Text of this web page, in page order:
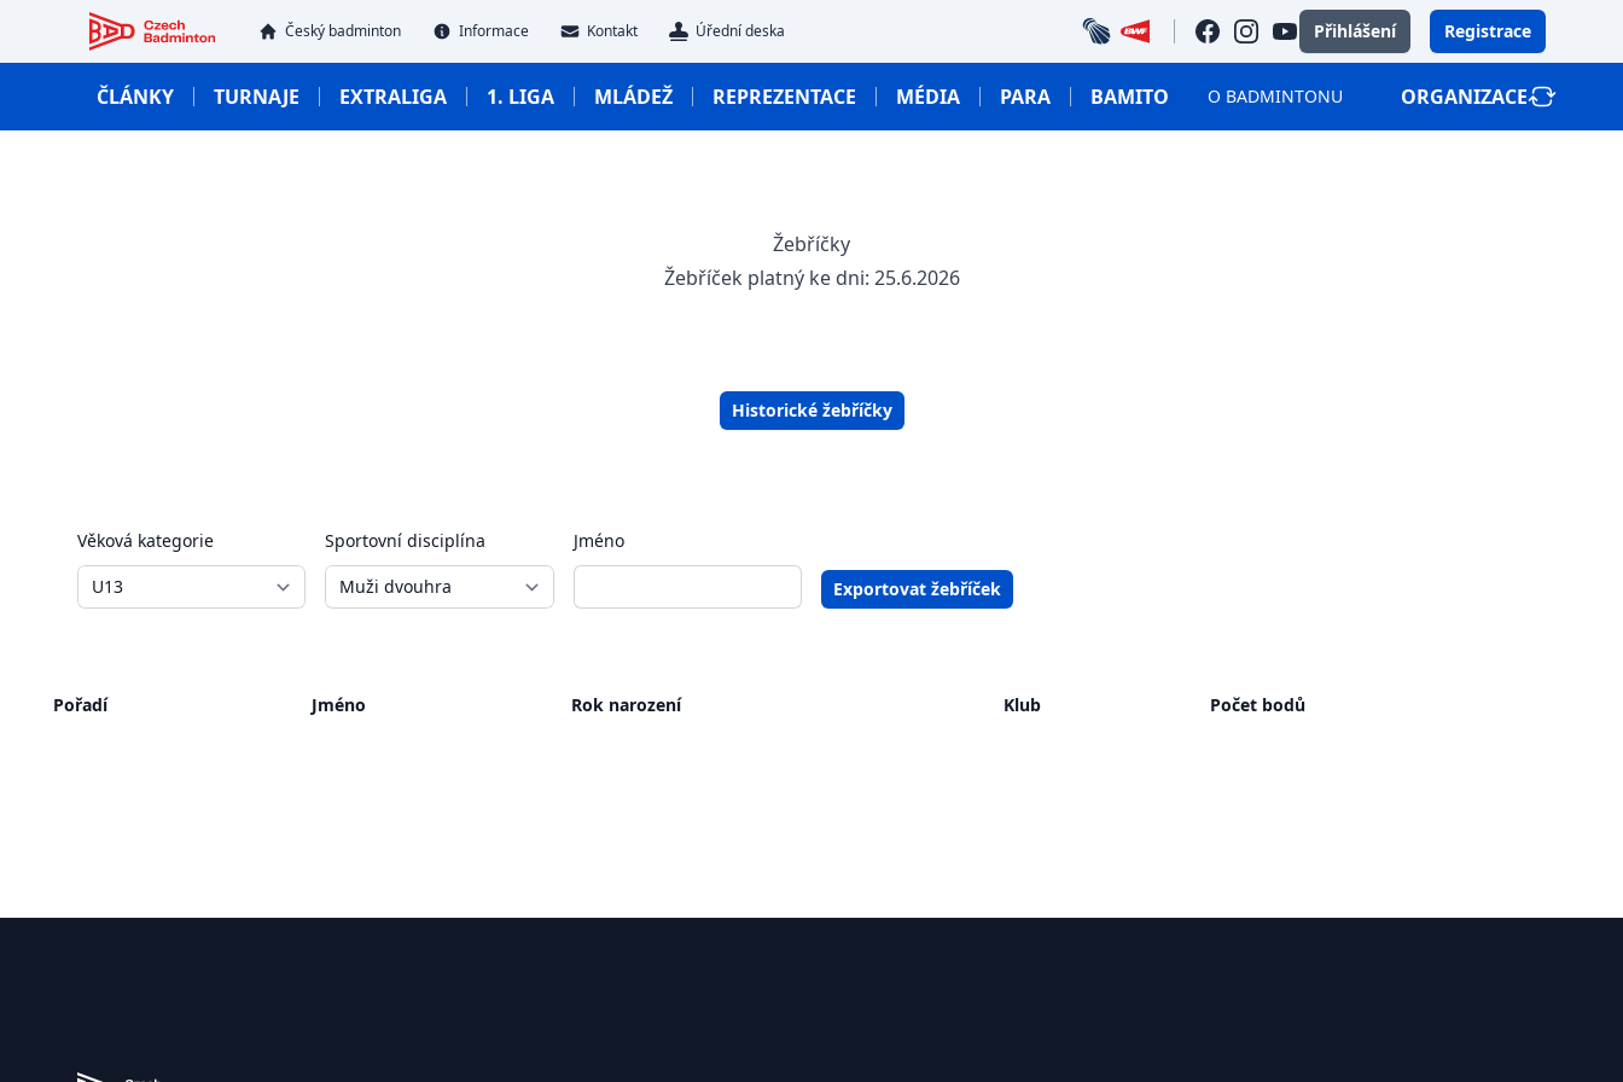
Český badmintonový svazČeský badminton Informace Kontakt Úřední deska bec bwf facebookinstagram
youtubePřihlášení Registrace
ČLÁNKY TURNAJE EXTRALIGA 1. LIGA MLÁDEŽ REPREZENTACE MÉDIA PARA BAMITO O BADMINTONU ORGANIZACE
Žebříčky
Žebříček platný ke dni: 25.6.2026
Historické žebříčky
Věková kategorie Sportovní disciplína Jméno
Exportovat žebříček
Pořadí Jméno Rok narození Klub Počet bodů